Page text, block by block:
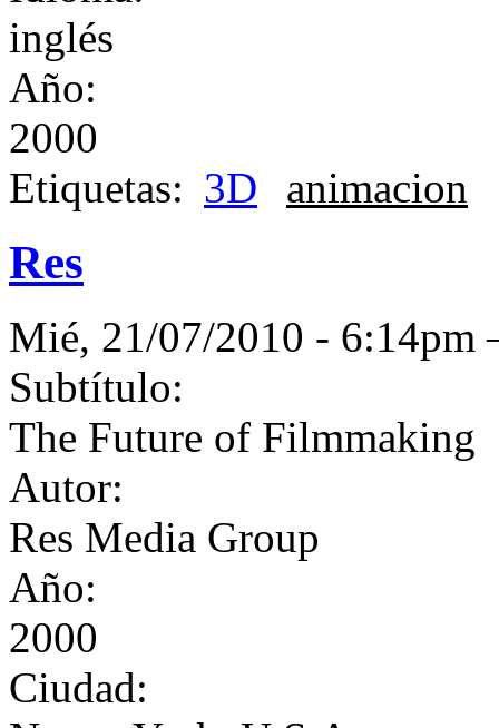
inglés
Año:
2000
Etiquetas: 3D animacion
Res
Mié, 21/07/2010 -
Subtítulo:
The Future of Filmmaking
Autor:
Res Media Group
Año:
2000
Ciudad: